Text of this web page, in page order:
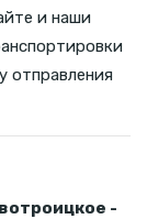
и наши
отправления
-